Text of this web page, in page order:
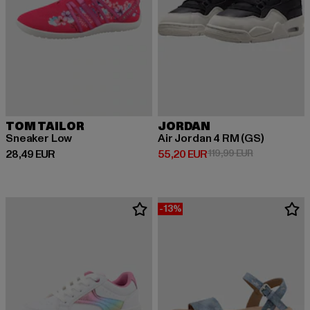
TOM TAILOR
Sneaker Low
28,49 EUR
Derzeitiger Preis: 28,49 EUR
JORDAN
Air Jordan 4 RM (GS)
55,20 EUR
Derzeitiger Preis: 55,20 EUR
119,99 EURAktionspreis:
-13%